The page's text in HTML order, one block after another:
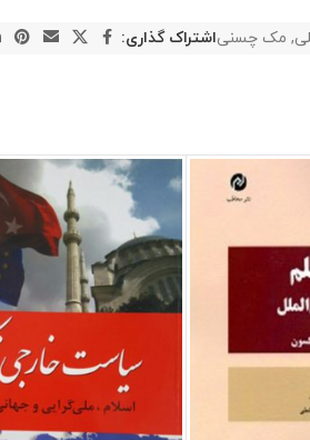
, مک چسنیاشتراک گذاری: